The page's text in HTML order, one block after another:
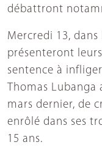
débattront
Mercredi 13, dans
présenteront
sentence à
Thomas
mars dernier, de
enrôlé dans ses
15 ans.